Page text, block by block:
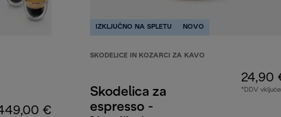
€
IZKLJUČNO NA SPLETU NOVO
SKODELICE IN KOZARCI ZA KAVO
Skodelica za
espresso -
24,90
*DDV